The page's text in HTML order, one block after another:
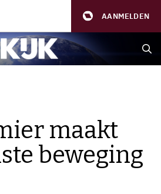
AANMELDEN
maakt
beweging